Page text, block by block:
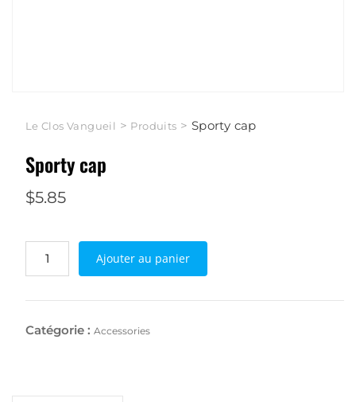
Le Clos Vangueil > Produits > Sporty cap
Sporty cap
$5.85
Ajouter au panier
Catégorie : Accessories